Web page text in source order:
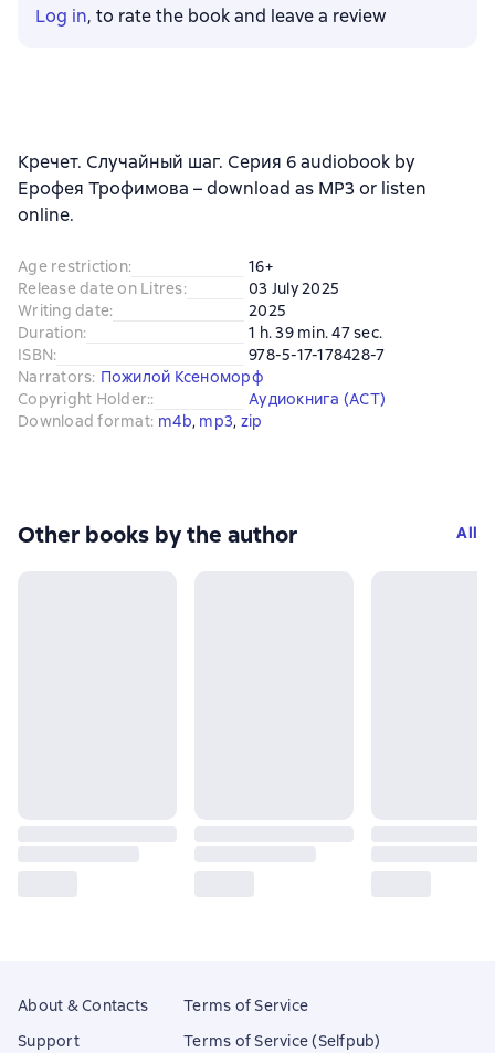
Log in, to rate the book and leave a review
Кречет. Случайный шаг. Серия 6 audiobook by
Ерофея Трофимова – download as MP3 or listen
online.
Age restriction:
16+
Release date on Litres:
03 July 2025
Writing date:
2025
Duration:
1 h. 39 min. 47 sec.
ISBN:
978-5-17-178428-7
Narrators: Пожилой Ксеноморф
Copyright Holder::
Аудиокнига (АСТ)
Download format: m4b, mp3, zip
Other books by the author All
About & Contacts
Support
Terms of Service
Terms of Service (Selfpub)